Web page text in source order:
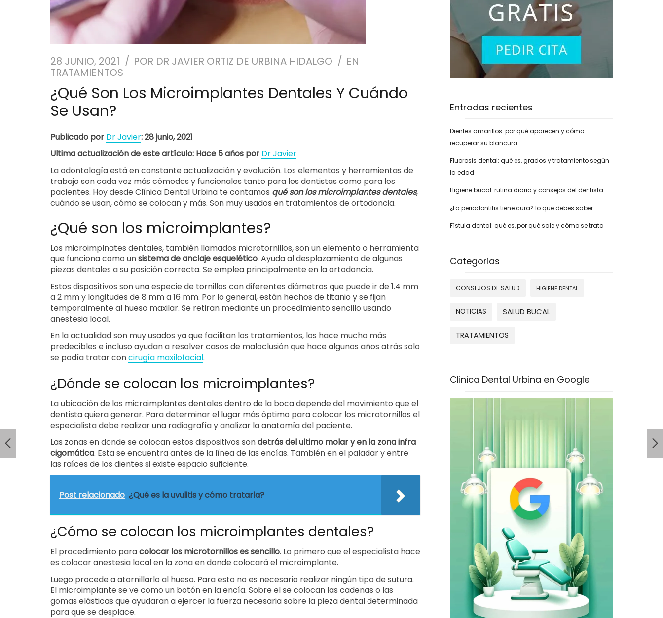
28 JUNIO, 2021 POR DR JAVIER ORTIZ DE URBINA HIDALGO
EN
TRATAMIENTOS
¿Qué Son Los Microimplantes Dentales Y Cuándo
Se Usan?
Publicado por Dr Javier: 28 junio, 2021
Ultima actualización de este artículo: Hace 5 años por Dr Javier
La odontología está en constante actualización y evolución. Los elementos y herramientas de
trabajo son cada vez más cómodos y funcionales tanto para los dentistas como para los
pacientes. Hoy desde Clínica Dental Urbina te contamos qué son los microimplantes dentales,
cuándo se usan, cómo se colocan y más. Son muy usados en tratamientos de ortodoncia.
¿Qué son los microimplantes?
Los microimplnates dentales, también llamados microtornillos, son un elemento o herramienta
que funciona como unsistema de anclaje esquelético. Ayuda al desplazamiento de algunas
piezas dentales a su posición correcta. Se emplea principalmente en la ortodoncia.
Estos dispositivos son una especie de tornillos con diferentes diámetros que puede ir de 1.4 mm
a 2 mm y longitudes de 8 mm a 16 mm. Por lo general, están hechos de titanio y se fijan
temporalmente al hueso maxilar. Se retiran mediante un procedimiento sencillo usando
anestesia local.
En la actualidad son muy usados ya que facilitan los tratamientos, los hace mucho más
predecibles e incluso ayudan a resolver casos de maloclusión que hace algunos años atrás solo
se podía tratar concirugía maxilofacial.
¿Dónde se colocan los microimplantes?
La ubicación de los microimplantes dentales dentro de la boca depende del movimiento que el
dentista quiera generar. Para determinar el lugar más óptimo para colocar los microtornillos el
especialista debe realizar una radiografía y analizar la anatomía del paciente.
Las zonas en donde se colocan estos dispositivos sondetrás del ultimo molar y en la zonainfra
cigomática. Esta se encuentra antes de la línea de las encías. También en el paladar y entre
las raíces de los dientes si existe espacio suficiente.
Post relacionado ¿Qué es la uvulitis y cómo tratarla?
¿Cómo se colocan los microimplantes dentales?
El procedimiento paracolocar los microtornillos es sencillo. Lo primero que el especialista hace
es colocar anestesia local en la zona en donde colocará el microimplante.
Luego procede a atornillarlo al hueso. Para esto no es necesario realizar ningún tipo de sutura.
El microimplante se ve como un botón en la encía. Sobre el se colocan las cadenas o las
gomas elásticas que ayudaran a ejercer la fuerza necesaria sobre la pieza dental determinada
para que se desplace.
Entradas recientes
Dientes amarillos: por qué aparecen y cómo
recuperar su blancura
Fluorosis dental: qué es, grados y tratamiento según
la edad
Higiene bucal: rutina diaria y consejos del dentista
¿La periodontitis tiene cura? lo que debes saber
Fístula dental: qué es, por qué sale y cómo se trata
Categorias
CONSEJOS DE SALUD HIGIENE DENTAL
NOTICIAS SALUD BUCAL
TRATAMIENTOS
Clinica Dental Urbina en Google